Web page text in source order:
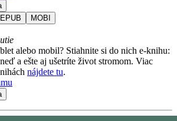
EPUB MOBI
alebo mobil? Stiahnite si do nich e-knihu:
a ešte aj ušetríte život stromom. Viac
nájdete tu.